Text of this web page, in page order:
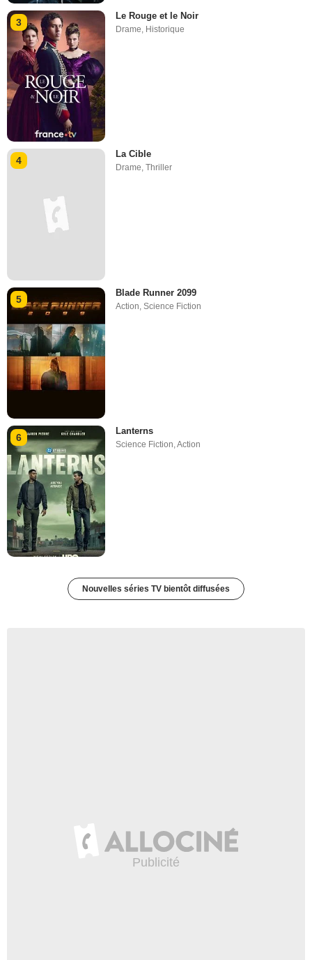
3
Le Rouge et le Noir
Drame, Historique
4
La Cible
Drame,Thriller
5
Blade Runner 2099
Action ,Science Fiction
6
Lanterns
Science Fiction,Action
Nouvelles séries TV bientôt diffusées